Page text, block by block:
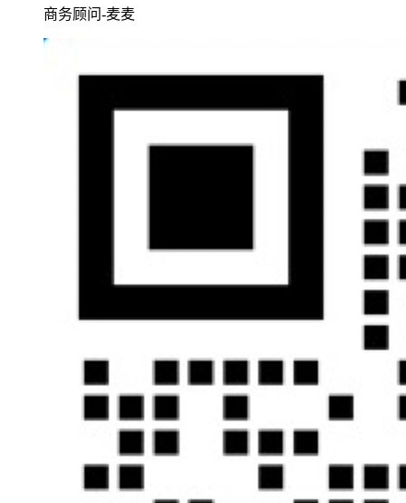
商务顾问-麦麦